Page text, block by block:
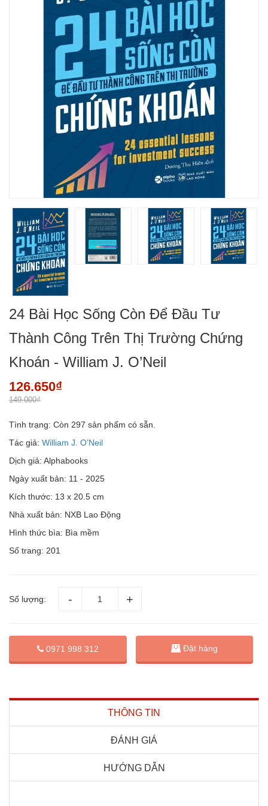
24 Bài Học Sống Còn Để Đầu Tư
Thành Công Trên Thị Trường Chứng
Khoán - William J. O’Neil
126.650₫
149.000₫
Tình trạng: Còn 297 sản phẩm có sẵn.
Tác giả: William J. O’Neil
Dịch giả: Alphabooks
Ngày xuất bản: 11 - 2025
Kích thước: 13 x 20.5 cm
Nhà xuất bản: NXB Lao Động
Hình thức bìa: Bìa mềm
Số trang: 201
Số lượng:
0971 998 312 Đặt hàng
THÔNG TIN
ĐÁNH GIÁ
HƯỚNG DẪN